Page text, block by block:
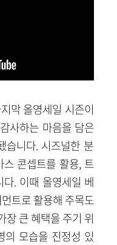
막올영세일 시즌이
감사하는 마음을 담은
습니다. 시즈널한 분
스 콘셉트를 활용, 트
다. 이때 올영세일 베
트로활용해 주목도
장큰혜택을주기 위
의 모습을 진정성 있